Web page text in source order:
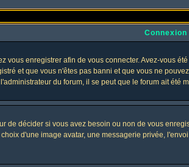
vous enregistrer afin de vous connecter. Avez-vous
et que vous n'êtes pas banni et que vous ne
du forum, il se peut que le forum ait été
de décider si vous avez besoin ou non de vous
d'une image avatar, une messagerie privée,